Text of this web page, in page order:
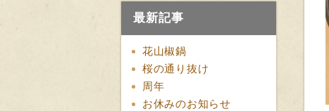
最新記事
花山椒鍋
桜の通り抜け
周年
お休みのお知らせ